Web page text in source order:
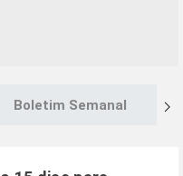
Boletim Semanal